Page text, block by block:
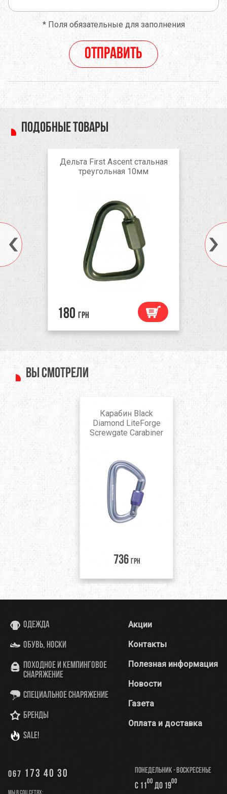
*Поля обязательные для заполнения
Отправить
Подобные товары
Дельта First Ascent стальная
треугольная 10мм
180 грн
Вы смотрели
Карабин Black
Diamond LiteForge
Screwgate Carabiner
736 грн
Одежда
Обувь, носки
Походное и кемпинговое
снаряжение
Специальное снаряжение
Бренды
SALE!
Акции
Контакты
Полезная информация
Новости
Газета
Оплата и доставка
067 173 40 30 Понедельник - Воскресенье
с 1100 до 1900